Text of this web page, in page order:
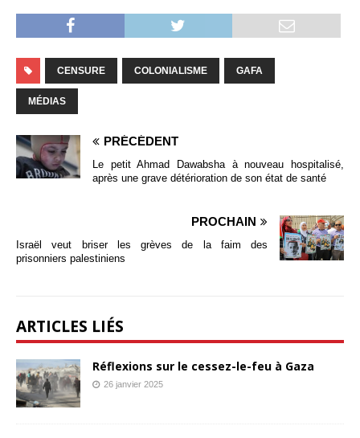
CENSURE COLONIALISME GAFA
MÉDIAS
PRÉCÉDENT
Le petit Ahmad Dawabsha à nouveau hospitalisé,
après une grave détérioration de son état de santé
PROCHAIN
Israël veut briser les grèves de la faim des
prisonniers palestiniens
ARTICLES LIÉS
Réflexions sur le cessez-le-feu à Gaza
26 janvier 2025